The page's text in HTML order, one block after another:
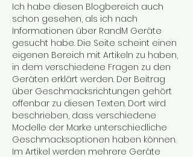
Ich habe diesen Blogbereich auch
schon gesehen, als ich nach
Informationen über RandM Geräte
gesucht habe. Die Seite scheint einen
eigenen Bereich mit Artikeln zu haben,
in dem verschiedene Fragen zu den
Geräten erklärt werden. Der Beitrag
über Geschmacksrichtungen gehört
offenbar zu diesen Texten. Dort wird
beschrieben, dass verschiedene
Modelle der Marke unterschiedliche
Geschmacksoptionen haben können.
Im Artikel werden mehrere Geräte